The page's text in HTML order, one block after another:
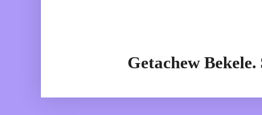
Getachew